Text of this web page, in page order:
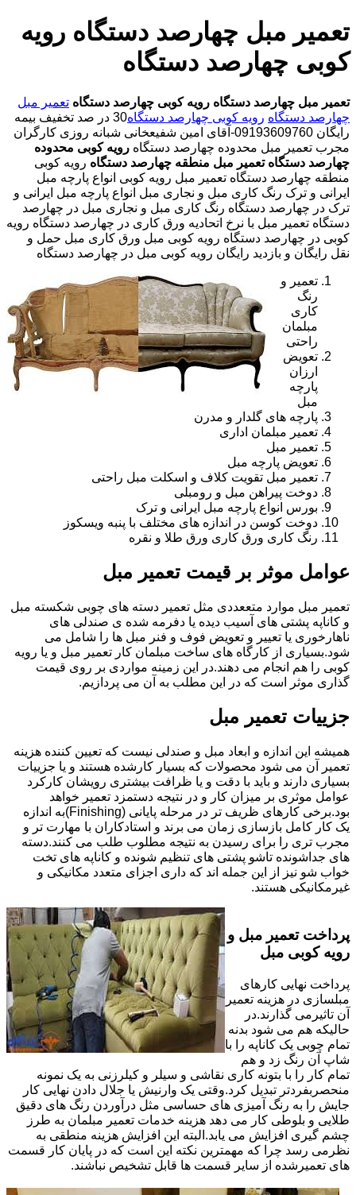
تعمیر مبل چهارصد دستگاه رویه
کوبی چهارصد دستگاه
تعمیر مبل چهارصد دستگاه رویه کوبی چهارصد دستگاه تعمیر مبل
چهارصد دستگاه رویه کوبی چهارصد دستگاه
30 در صد تخفیف بیمه
رایگان 09193609760-آقای امین شفیعخانی شبانه روزی کارگران
مجرب تعمیر مبل محدوده چهارصد دستگاه رویه کوبی محدوده
چهارصد دستگاه تعمیر مبل منطقه چهارصد دستگاه رویه کوبی
منطقه چهارصد دستگاه تعمیر مبل رویه کوبی انواع پارچه مبل
ایرانی و ترک رنگ کاری مبل و نجاری مبل انواع پارچه مبل ایرانی و
ترک در چهارصد دستگاه رنگ کاری مبل و نجاری مبل در چهارصد
دستگاه تعمیر مبل با نرخ اتحادیه ورق کاری در چهارصد دستگاه رویه
کوبی در چهارصد دستگاه رویه کوبی مبل ورق کاری مبل حمل و
نقل رایگان و بازدید رایگان رویه کوبی مبل در چهارصد دستگاه
تعمیر و
رنگ
کاری
مبلمان
راحتی
تعویض
ارزان
پارچه
مبل
پارچه های گلدار و مدرن
تعمیر مبلمان اداری
تعمیر مبل
تعویض پارچه مبل
تعمیر مبل تقویت کلاف و اسکلت مبل راحتی
دوخت پیراهن مبل و رومبلی
بورس انواع پارچه مبل ایرانی و ترک
دوخت کوسن در اندازه های مختلف با پنبه ویسکوز
رنگ کاری ورق کاری ورق طلا و نقره
عوامل موثر بر قیمت تعمیر مبل
تعمیر مبل موارد متععددی مثل تعمیر دسته های چوبی شکسته مبل
و کاناپه پشتی های آسیب دیده یا دفرمه شده ی صندلی های
ناهارخوری یا تعییر و تعویض فوف و فنر مبل ها را شامل می
شود.بسیاری از کارگاه های ساخت مبلمان کار تعمیر مبل و یا رویه
کوبی را هم انجام می دهند.در این زمینه مواردی بر روی قیمت
گذاری موثر است که در این مطلب به آن می پردازیم.
جزییات تعمیر مبل
همیشه این اندازه و ابعاد مبل و صندلی نیست که تعیین کننده هزینه
تعمیر آن می شود محصولات که بسیار کارشده هستند و یا جزییات
بسیاری دارند و باید با دقت و یا ظرافت بیشتری رویشان کارکرد
عوامل موثری بر میزان کار و در نتیجه دستمزد تعمیر خواهد
بود.برخی کارهای ظریف تر در مرحله پایانی (Finishing)به اندازه
یک کار کامل بازسازی زمان می برند و استادکاران با مهارت تر و
مجرب تری را برای رسیدن به نتیجه مطلوب طلب می کنند.دسته
های جداشونده تاشو پشتی های تنظیم شونده و کاناپه های تخت
خواب شو نیز از این جمله اند که داری اجزای متعدد مکانیکی و
غیرمکانیکی هستند.
پرداخت تعمیر مبل و
رویه کوبی مبل
پرداخت نهایی کارهای
مبلسازی در هزینه تعمیر
آن تاثیرمی گذارند.در
حالیکه هم می شود بدنه
تمام چوبی یک کاناپه را با
شاپ آن رنگ زد و هم
تمام کار را با بتونه کاری نقاشی و سیلر و کیلرزنی به یک نمونه
منحصربفردتر تبدیل کرد.وقتی یک وارنیش یا جلال دادن نهایی کار
جایش را به رنگ آمیزی های حساسی مثل درآوردن رنگ های دقیق
طلایی و بلوطی کار می دهد هزینه خدمات تعمیر مبلمان به طرز
چشم گیری افزایش می یابد.البته این افزایش هزینه منطقی به
نظرمی رسد چرا که مهمترین نکته این است که در پایان کار قسمت
های تعمیرشده از سایر قسمت ها قابل تشخیص نباشند.